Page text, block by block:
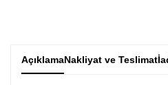
AçıklamaNakliyat ve Teslimat